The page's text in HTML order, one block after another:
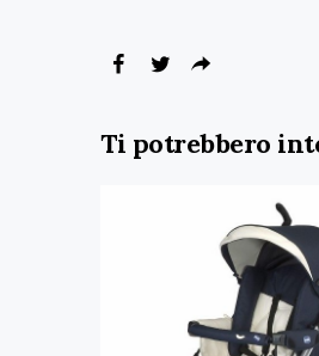
Ti potrebbero